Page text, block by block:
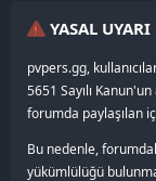
YASAL UYARI
pvpers.gg,
5651 Sayılı
forumda paylaşılan
Bu nedenle,
yükümlülüğü